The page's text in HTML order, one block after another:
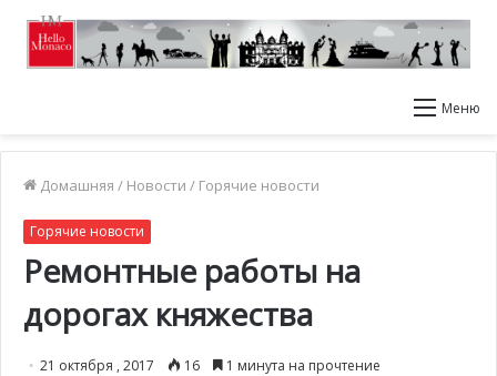
Меню
Домашняя / Новости / Горячие новости
Горячие новости
Ремонтные работы на
дорогах княжества
21 октября , 2017 16 1 минута на прочтение